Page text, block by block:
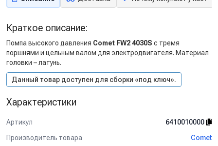
Краткое описание:
Помпа высокого давления Comet FW2 4030S с тремя
поршнями и цельным валом для электродвигателя. Материал
головки – латунь.
Данный товар доступен для сборки «под ключ».
Характеристики
Артикул
6410010000
Производитель товара
Comet